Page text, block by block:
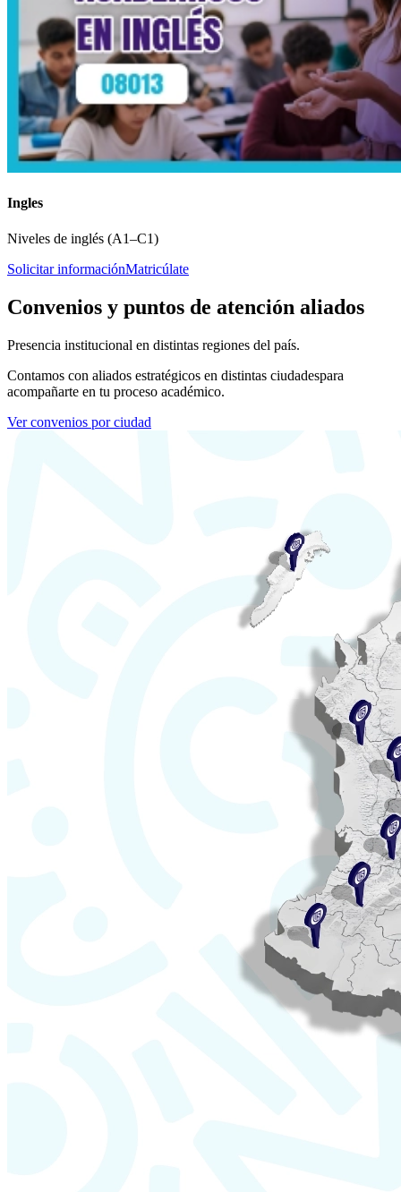
Ingles
Niveles de inglés (A1–C1)
Solicitar informaciónMatricúlate
Convenios y puntos de atención aliados
Presencia institucional en distintas regiones del país.
Contamos con aliados estratégicos en distintas ciudadespara
acompañarte en tu proceso académico.
Ver convenios por ciudad